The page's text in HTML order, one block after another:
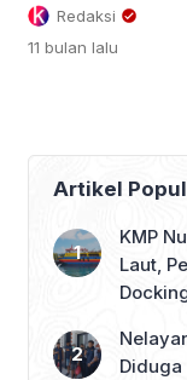
struktural di
Kabupaten Gianyar.
administrator dan
Penyelamatan,
[…]
Redaksi
11 bulan lalu
Artikel
KMP
Laut,
Diduga